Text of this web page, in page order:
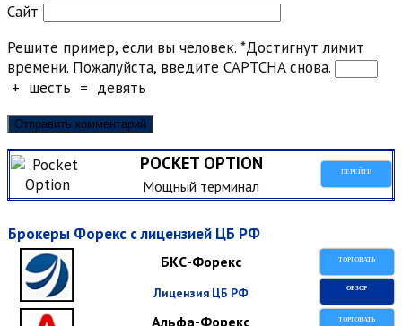
Сайт
Решите пример, если вы человек. *Достигнут лимит
времени. Пожалуйста, введите CAPTCHA снова.
+ шесть = девять
POCKET OPTION ПЕРЕЙТИ
Мощный терминал
Брокеры Форекс с лицензией ЦБ РФ
БКС-Форекс ТОРГОВАТЬ
Лицензия ЦБ РФ ОБЗОР
Альфа-Форекс ТОРГОВАТЬ